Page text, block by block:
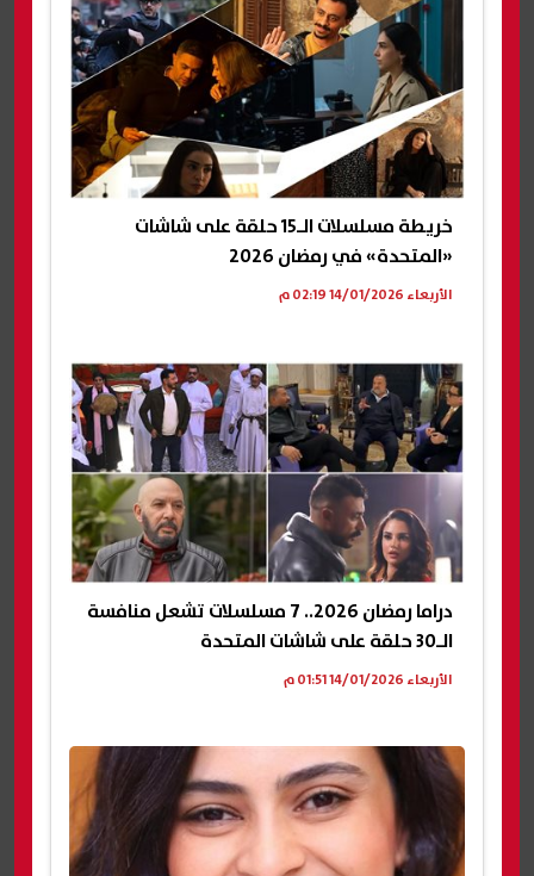
خريطة مسلسلات الـ15 حلقة على شاشات
«المتحدة» في رمضان 2026
الأربعاء 14/01/2026 02:19 م
دراما رمضان 2026.. 7 مسلسلات تشعل منافسة
الـ30 حلقة على شاشات المتحدة
الأربعاء 14/01/2026 01:51 م